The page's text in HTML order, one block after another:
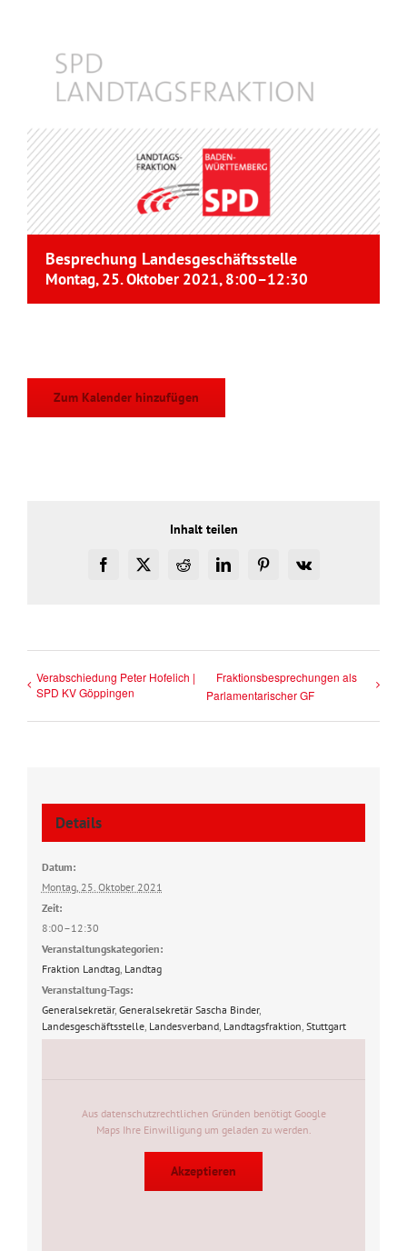
Besprechung Landesgeschäftsstelle
Montag, 25. Oktober 2021, 8:00–12:30
Zum Kalender hinzufügen
Inhalt teilen
Facebook
X RedditLinkedInPinterest
Vk
Verabschiedung Peter Hofelich |
SPD KV Göppingen
Fraktionsbesprechungen als
Parlamentarischer GF
Details
Datum:
Montag, 25. Oktober 2021
Zeit:
8:00–12:30
Veranstaltungskategorien:
Fraktion Landtag, Landtag
Veranstaltung-Tags:
Generalsekretär, Generalsekretär Sascha Binder,
Landesgeschäftsstelle, Landesverband, Landtagsfraktion Stuttgart
Aus datenschutzrechtlichen Gründen benötigt Google
Maps Ihre Einwilligung um geladen zu werden.
Akzeptieren